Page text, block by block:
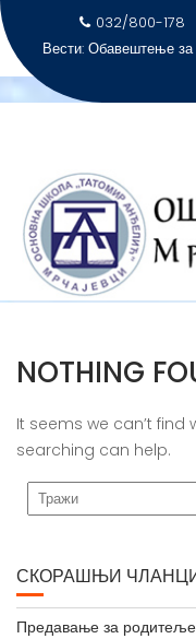
Skip
032/800-178
Вести: Обавештење за
Почетна Јавне
NOTHING
It seems we can’t find
searching can help.
СКОРАШЊИ
Предавање за родитеље